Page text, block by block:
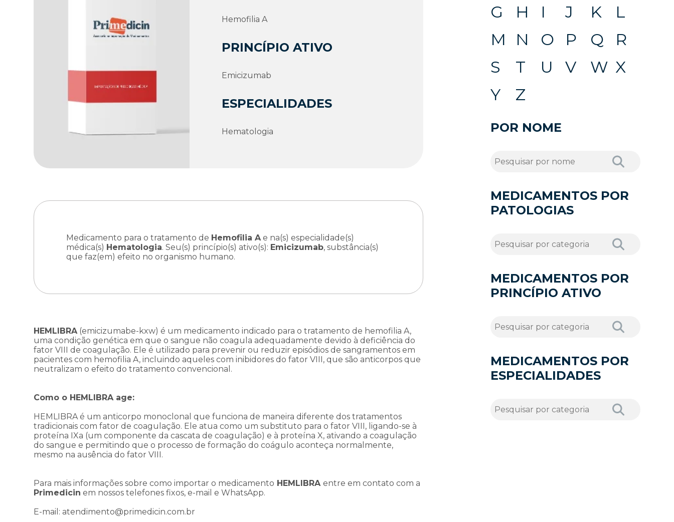
Hemofilia A
PRINCÍPIO ATIVO
Emicizumab
ESPECIALIDADES
Hematologia
Medicamento para o tratamento de Hemofilia Ae na(s) especialidade(s)
médica(s) Hematologia. Seu(s) princípio(s) ativo(s): Emicizumab, substância(s)
que faz(em) efeito no organismo humano.
HEMLIBRA(emicizumabe-kxw) é um medicamento indicado para o tratamento de hemofilia A,
uma condição genética em que o sangue não coagula adequadamente devido à deficiência do
fator VIII de coagulação. Ele é utilizado para prevenir ou reduzir episódios de sangramentos em
pacientes com hemofilia A, incluindo aqueles com inibidores do fator VIII, que são anticorpos que
neutralizam o efeito do tratamento convencional.
Como o HEMLIBRA age:
HEMLIBRA é um anticorpo monoclonal que funciona de maneira diferente dos tratamentos
tradicionais com fator de coagulação. Ele atua como um substituto para o fator VIII, ligando-se à
proteína IXa (um componente da cascata de coagulação) e à proteína X, ativando a coagulação
do sangue e permitindo que o processo de formação do coágulo aconteça normalmente,
mesmo na ausência do fator VIII.
Para mais informações sobre como importar o medicamento HEMLIBRAentre em contato com a
Primedicin em nossos telefones fixos, e-mail e WhatsApp.
E-mail: atendimento@primedicin.com.br
G
H I J K
L
M
N O P Q
R
S
T U V W X
Y
Z
POR NOME
MEDICAMENTOS POR
PATOLOGIAS
MEDICAMENTOS POR
PRINCÍPIO ATIVO
MEDICAMENTOS POR
ESPECIALIDADES